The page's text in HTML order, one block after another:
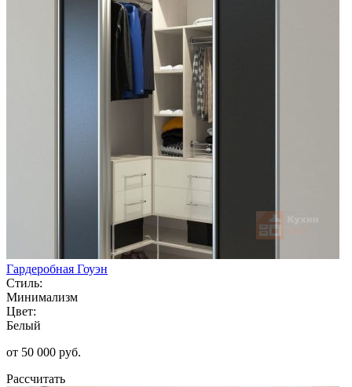
Гардеробная Гоуэн
Стиль:
Минимализм
Цвет:
Белый
от 50 000 руб.
Рассчитать